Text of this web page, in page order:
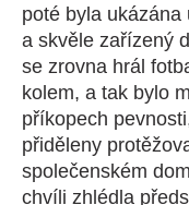
poté byla ukázána
a skvěle zařízený
se zrovna hrál
kolem, a tak bylo
příkopech
přiděleny
společenském
chvíli zhlédla